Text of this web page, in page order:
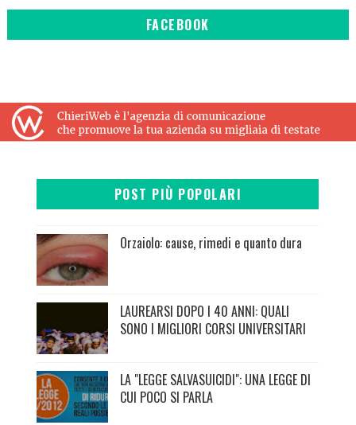
FACEBOOK
POST PIÙ POPOLARI
Orzaiolo: cause, rimedi e quanto dura
LAUREARSI DOPO I 40 ANNI: QUALI
SONO I MIGLIORI CORSI UNIVERSITARI
LA "LEGGE SALVASUICIDI": UNA LEGGE DI
CUI POCO SI PARLA